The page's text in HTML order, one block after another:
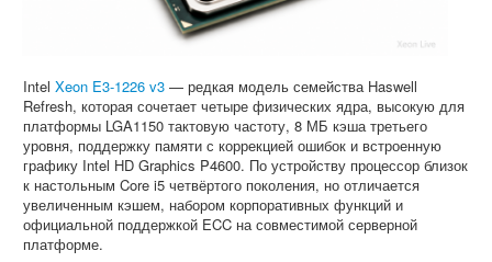
Intel Xeon E3-1226 v3 — редкая модель семейства Haswell
Refresh, которая сочетает четыре физических ядра, высокую для
платформы LGA1150 тактовую частоту, 8 МБ кэша третьего
уровня, поддержку памяти с коррекцией ошибок и встроенную
графику Intel HD Graphics P4600. По устройству процессор близок
к настольным Core i5 четвёртого поколения, но отличается
увеличенным кэшем, набором корпоративных функций и
официальной поддержкой ECC на совместимой серверной
платформе.